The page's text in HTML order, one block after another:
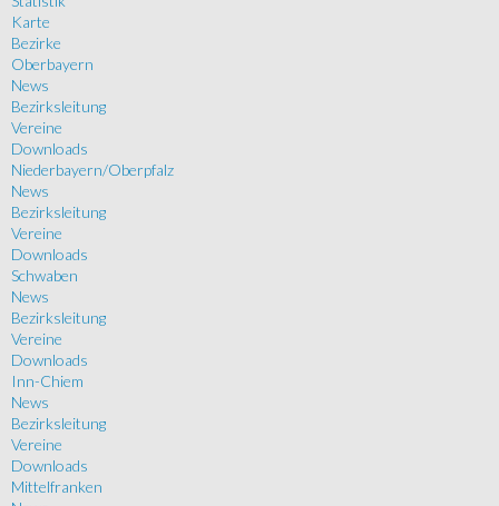
Karte
Bezirke
Oberbayern
News
Bezirksleitung
Vereine
Downloads
Niederbayern/Oberpfalz
News
Bezirksleitung
Vereine
Downloads
Schwaben
News
Bezirksleitung
Vereine
Downloads
Inn-Chiem
News
Bezirksleitung
Vereine
Downloads
Mittelfranken